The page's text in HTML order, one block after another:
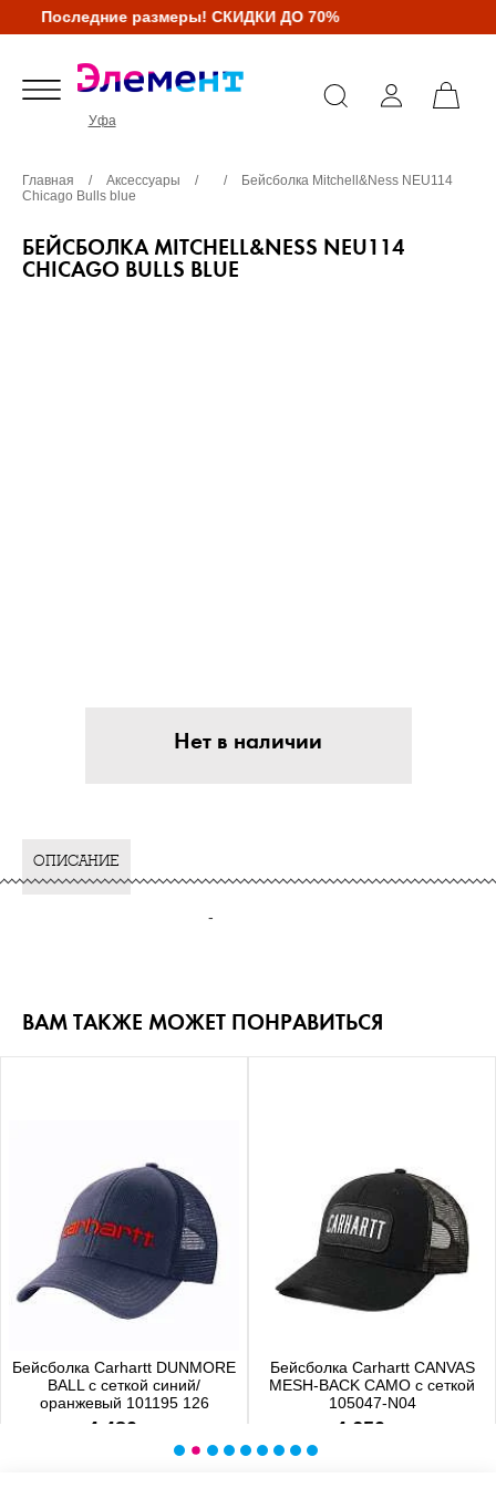
Последние размеры! СКИДКИ ДО 70%
Уфа
Главная / Аксессуары / /
Бейсболка Mitchell&Ness NEU114
Chicago Bulls blue
БЕЙСБОЛКА MITCHELL&NESS NEU114
CHICAGO BULLS BLUE
Нет в наличии
ОПИСАНИЕ
-
ВАМ ТАКЖЕ МОЖЕТ ПОНРАВИТЬСЯ
Бейсболка Carhartt DUNMORE
BALL с сеткой синий/
оранжевый 101195 126
4 480 р.
Бейсболка Carhartt CANVAS
MESH-BACK CAMO с сеткой
105047-N04
4 650 р.